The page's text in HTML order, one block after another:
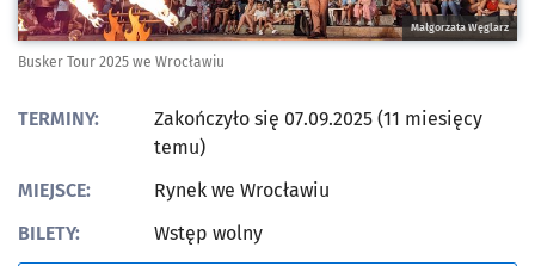
Małgorzata Węglarz
Busker Tour 2025 we Wrocławiu
TERMINY:
Zakończyło się 07.09.2025 (11 miesięcy
temu)
MIEJSCE:
Rynek we Wrocławiu
BILETY:
Wstęp wolny